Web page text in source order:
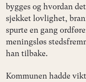
bygges og hvordan
sjekket lovlighet,
spurte en gang
meningsløs
han tilbake.
Kommunen hadde